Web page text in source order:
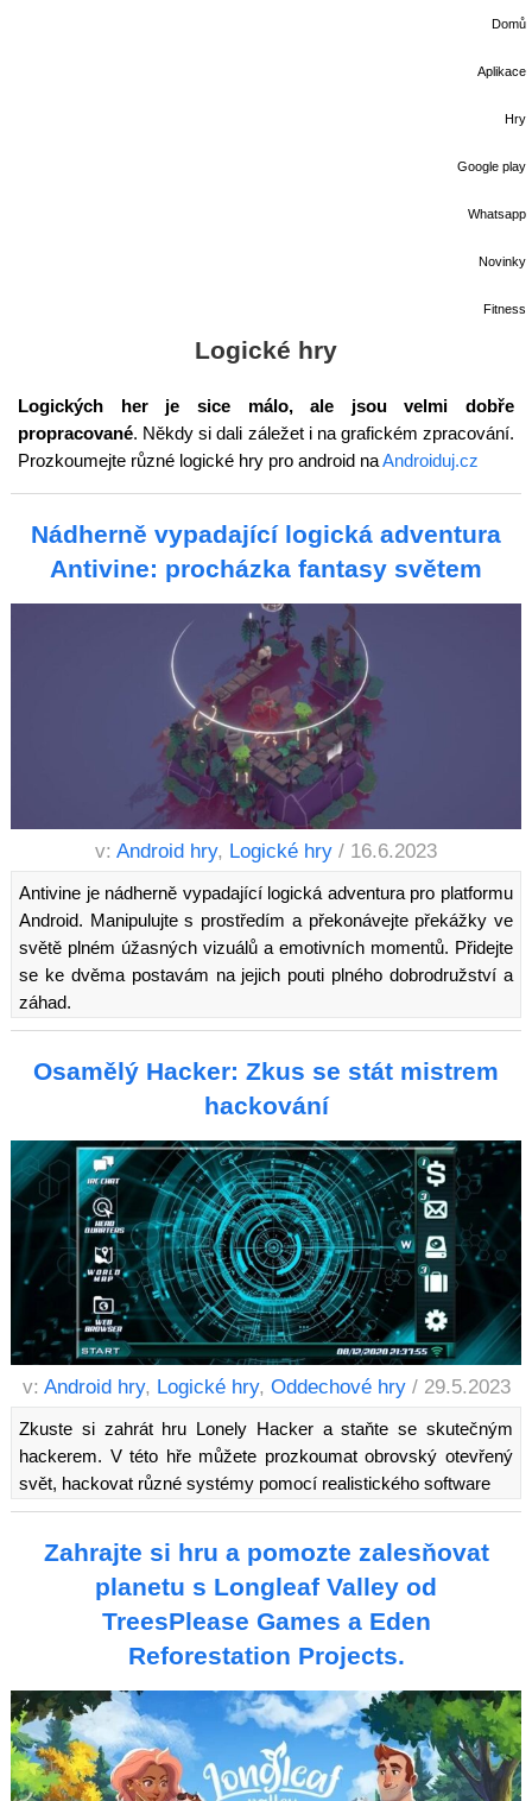
Domů
Aplikace
Hry
Google play
Whatsapp
Novinky
Fitness
Logické hry
Logických her je sice málo, ale jsou velmi dobře
propracované. Někdy si dali záležet i na grafickém zpracování.
Prozkoumejte různé logické hry pro android naAndroiduj.cz
Nádherně vypadající logická adventura
Antivine: procházka fantasy světem
v: Android hry, Logické hry / 16.6.2023
Antivine je nádherně vypadající logická adventura pro platformu
Android. Manipulujte s prostředím a překonávejte překážky ve
světě plném úžasných vizuálů a emotivních momentů. Přidejte
se ke dvěma postavám na jejich pouti plného dobrodružství a
záhad.
Osamělý Hacker: Zkus se stát mistrem
hackování
v: Android hry, Logické hry, Oddechové hry / 29.5.2023
Zkuste si zahrát hru Lonely Hacker a staňte se skutečným
hackerem. V této hře můžete prozkoumat obrovský otevřený
svět, hackovat různé systémy pomocí realistického software
Zahrajte si hru a pomozte zalesňovat
planetu s Longleaf Valley od
TreesPlease Games a Eden
Reforestation Projects.